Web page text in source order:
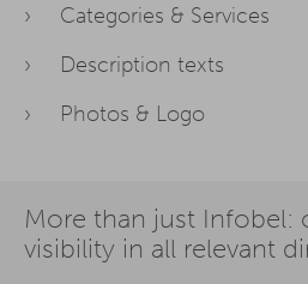
Categories & Services
Description texts
Photos & Logo
More than just Infobel:
visibility in all relevant